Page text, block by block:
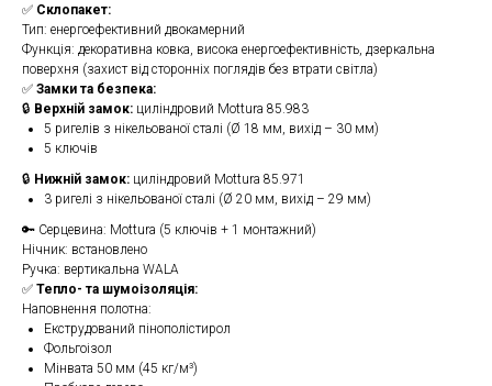
✅ Склопакет:
Тип: енергоефективний двокамерний
Функція: декоративна ковка, висока енергоефективність, дзеркальна
поверхня (захист від сторонніх поглядів без втрати світла)
✅ Замки та безпека:
🔒 Верхній замок: циліндровий Mottura 85.983
5 ригелів з нікельованої сталі (Ø 18 мм, вихід – 30 мм)
5 ключів
🔒 Нижній замок: циліндровий Mottura 85.971
3 ригелі з нікельованої сталі (Ø 20 мм, вихід – 29 мм)
🔑 Серцевина: Mottura (5 ключів + 1 монтажний)
Нічник: встановлено
Ручка: вертикальна WALA
✅ Тепло- та шумоізоляція:
Наповнення полотна:
Екструдований пінополістирол
Фольгоізол
Мінвата 50 мм (45 кг/м³)